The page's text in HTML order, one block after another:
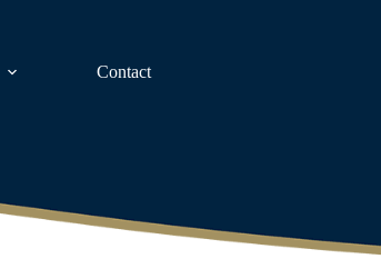
Contact